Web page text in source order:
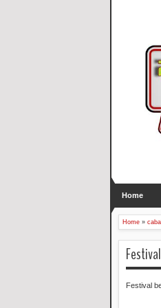
Home
Home »
Festival